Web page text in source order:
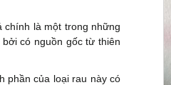
chính là một trong những
có nguồn gốc từ thiên
phần của loại rau này có